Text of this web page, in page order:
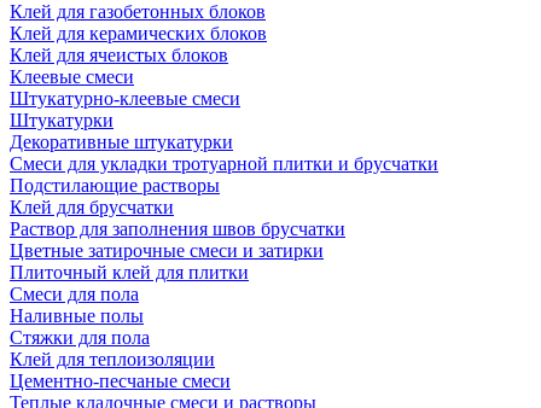
Клей для газобетонных блоков
Клей для керамических блоков
Клей для ячеистых блоков
Клеевые смеси
Штукатурно-клеевые смеси
Штукатурки
Декоративные штукатурки
Смеси для укладки тротуарной плитки и брусчатки
Подстилающие растворы
Клей для брусчатки
Раствор для заполнения швов брусчатки
Цветные затирочные смеси и затирки
Плиточный клей для плитки
Смеси для пола
Наливные полы
Стяжки для пола
Клей для теплоизоляции
Цементно-песчаные смеси
Теплые кладочные смеси и растворы